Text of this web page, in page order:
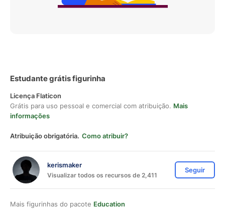
Estudante grátis figurinha
Licença Flaticon
Grátis para uso pessoal e comercial com atribuição. Mais
informações
Atribuição obrigatória. Como atribuir?
kerismaker
Visualizar todos os recursos de 2,411
Seguir
Mais figurinhas do pacote Education